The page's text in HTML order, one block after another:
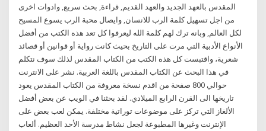
المقدس بالعهد الجديد والعهد القديم, قراءة, بحث سريع, وادوات اخرى
من اجل تسهيل كلمة الرب للانسان, وايصال محبة الرب يسوع المسيح
لكل العالم, وبانه ترك لهم كلمة الله ليعرفوا كل تعد هذه الكتب من أفضل
الأنواع الأدبية التي مرت على التاريخ بحيث كانت رواية أو قوانين أو قصائد
شعرية، واقتبست كل هذه الكتب من الكتاب المقدس لذلك سوف نتكلم
في هذا البحث عن الكتاب المقدس باللغة العربية. نشر على الانترنت
حوالي 800 صفحة من اقدم نسخة معروفة من الكتاب المقدس يعود
تاريخها الى القرن الرابع الميلادي. لقد بحثنا في الويب عن بعض أفضل
الألغاز التي تركز على موضوعات توراتية مختلفة. يمكن لعب بعض على
الإنترنت وغيرها المطبوعة لجعل نشاط مدرسة الأحد العظيم. ألعاب